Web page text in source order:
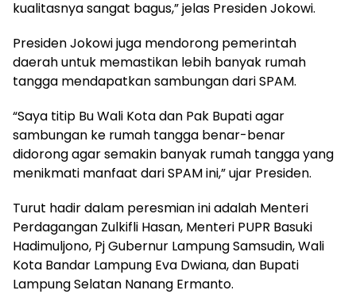
kualitasnya sangat bagus,” jelas Presiden Jokowi.
Presiden Jokowi juga mendorong pemerintah
daerah untuk memastikan lebih banyak rumah
tangga mendapatkan sambungan dari SPAM.
“Saya titip Bu Wali Kota dan Pak Bupati agar
sambungan ke rumah tangga benar-benar
didorong agar semakin banyak rumah tangga yang
menikmati manfaat dari SPAM ini,” ujar Presiden.
Turut hadir dalam peresmian ini adalah Menteri
Perdagangan Zulkifli Hasan, Menteri PUPR Basuki
Hadimuljono, Pj Gubernur Lampung Samsudin, Wali
Kota Bandar Lampung Eva Dwiana, dan Bupati
Lampung Selatan Nanang Ermanto.